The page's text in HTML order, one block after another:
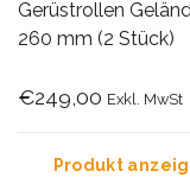
Gerüstrollen
260 mm (2 Stück)
€249,00 Exkl. MwSt
Produkt